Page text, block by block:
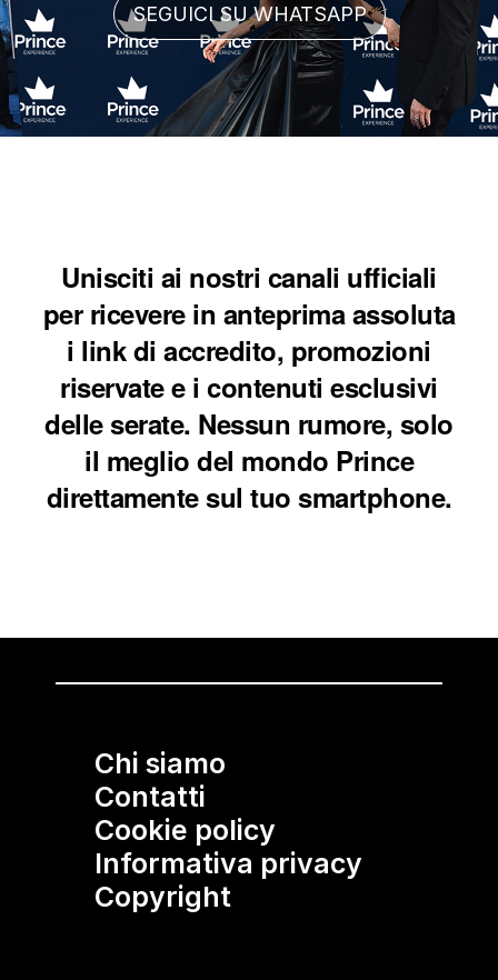
SEGUICI SU WHATSAPP
Unisciti ai nostri canali ufficiali
per ricevere in anteprima assoluta
i link di accredito, promozioni
riservate e i contenuti esclusivi
delle serate. Nessun rumore, solo
il meglio del mondo Prince
direttamente sul tuo smartphone.
Chi siamo
Contatti
Cookie policy
Informativa privacy
Copyright